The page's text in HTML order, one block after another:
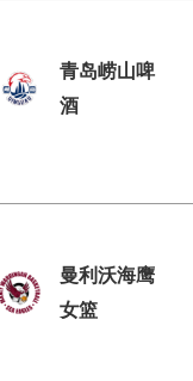
青岛崂山啤
酒
曼利沃海鹰
女篮